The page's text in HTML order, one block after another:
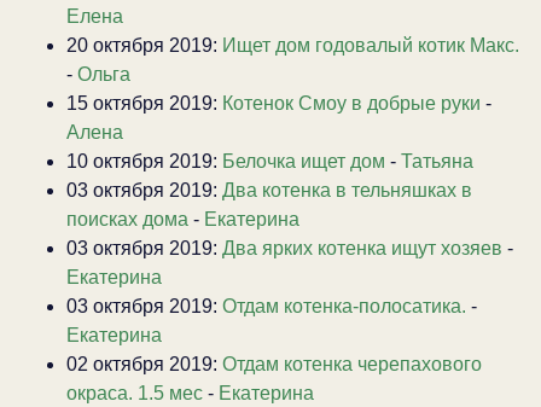
Елена
20 октября 2019: Ищет дом годовалый котик Макс.
- Ольга
15 октября 2019: Котенок Смоу в добрые руки -
Алена
10 октября 2019: Белочка ищет дом - Татьяна
03 октября 2019: Два котенка в тельняшках в
поисках дома - Екатерина
03 октября 2019: Два ярких котенка ищут хозяев -
Екатерина
03 октября 2019: Отдам котенка-полосатика. -
Екатерина
02 октября 2019: Отдам котенка черепахового
окраса. 1.5 мес - Екатерина